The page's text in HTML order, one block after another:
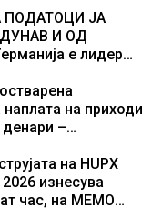
го
што го промени
ПОДАТОЦИ ЈА
И ОД
е лидер
наплата на приходи
–
на HUPX
изнесува
час, на МЕМО